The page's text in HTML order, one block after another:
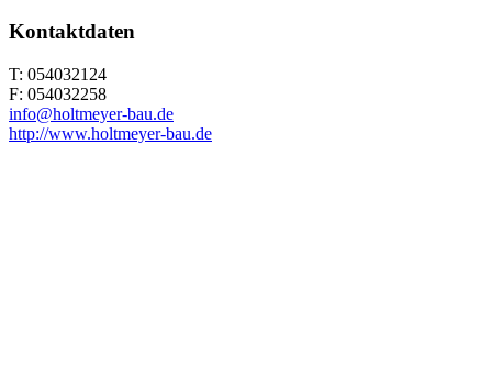
Kontaktdaten
T: 054032124
F: 054032258
info@holtmeyer-bau.de
http://www.holtmeyer-bau.de